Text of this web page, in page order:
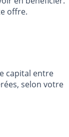
d’ouvrir un
en bénéficier.
offre.
capital entre
selon votre